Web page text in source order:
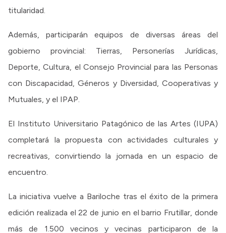
titularidad.
Además, participarán equipos de diversas áreas del
gobierno provincial: Tierras, Personerías Jurídicas,
Deporte, Cultura, el Consejo Provincial para las Personas
con Discapacidad, Géneros y Diversidad, Cooperativas y
Mutuales, y el IPAP.
El Instituto Universitario Patagónico de las Artes (IUPA)
completará la propuesta con actividades culturales y
recreativas, convirtiendo la jornada en un espacio de
encuentro.
La iniciativa vuelve a Bariloche tras el éxito de la primera
edición realizada el 22 de junio en el barrio Frutillar, donde
más de 1.500 vecinos y vecinas participaron de la